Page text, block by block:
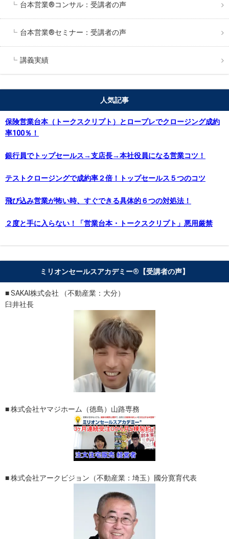
台本営業®︎コンサル：受講者の声
台本営業®︎セミナー：受講者の声
講義実績
人気記事
保険営業台本（トークスクリプト）とロープレでクロージング成約
率100％！
銀行員でトップセールス→支店長→本社役員になる営業コツ！
テストクロージングで成約率２倍！トップセールス５つのコツ
飛び込み営業が怖い時、すぐできる具体的６つの対処法！
２度と手に入らない！「営業台本・トークスクリプト」悪用厳禁
ミリオンセールスアカデミー®︎【受講者の声】
■ SAKAI株式会社 （不動産業：大分）
臼井社長
■ 株式会社ヤマジホーム（徳島）山路専務
■ 株式会社アークビジョン（不動産業：埼玉）國分寛育代表